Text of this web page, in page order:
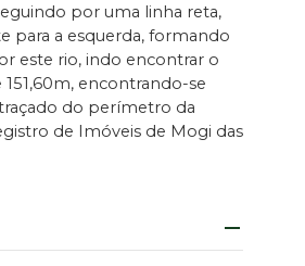
por uma linha reta,
para a esquerda, formando
este rio, indo encontrar o
encontrando-se
do perímetro da
de Imóveis de Mogi das